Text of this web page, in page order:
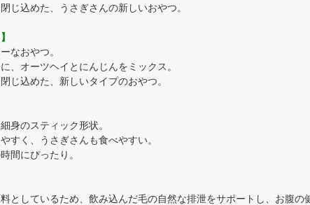
じ込めた、うさぎさんの新しいおやつ。
なおやつ。
、オーツヘイとにんじんをミックス。
じ込めた、新しいタイプのおやつ。
身のスティック形状。
すく、うさぎさんも食べやすい。
間にぴったり。
としているため、飲み込んだ毛の自然な排泄をサポートし、お腹の